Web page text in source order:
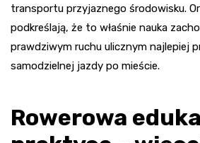
transportu przyjaznego środowisku.
podkreślają, że to właśnie nauka
prawdziwym ruchu ulicznym najlepiej
samodzielnej jazdy po mieście.
Rowerowa